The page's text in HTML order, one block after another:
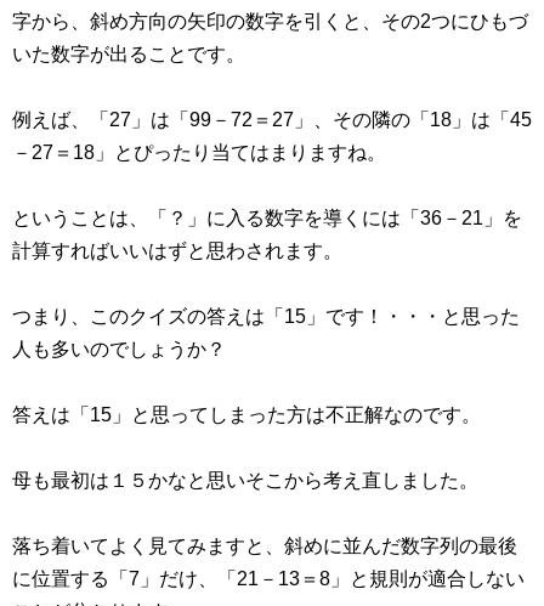
字から、斜め方向の矢印の数字を引くと、その2つにひもづ
いた数字が出ることです。
例えば、「27」は「99－72＝27」、その隣の「18」は「45
－27＝18」とぴったり当てはまりますね。
ということは、「？」に入る数字を導くには「36－21」を
計算すればいいはずと思わされます。
つまり、このクイズの答えは「15」です！・・・と思った
人も多いのでしょうか？
答えは「15」と思ってしまった方は不正解なのです。
母も最初は１５かなと思いそこから考え直しました。
落ち着いてよく見てみますと、斜めに並んだ数字列の最後
に位置する「7」だけ、「21－13＝8」と規則が適合しない